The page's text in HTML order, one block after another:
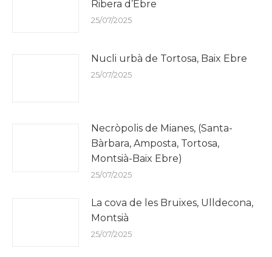
Ribera d’Ebre
25/07/2025
Nucli urbà de Tortosa, Baix Ebre
25/07/2025
Necròpolis de Mianes, (Santa-
Bàrbara, Amposta, Tortosa,
Montsià-Baix Ebre)
25/07/2025
La cova de les Bruixes, Ulldecona,
Montsià
25/07/2025